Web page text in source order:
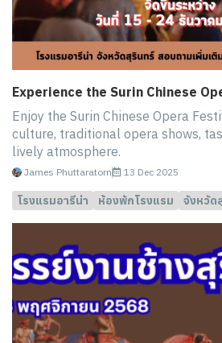
Experience the Surin Chinese
Enjoy the Surin Chinese Opera
culture, traditional opera shows,
lively atmosphere.
James Phuttaratorn 13 Dec 2025
โรงแรมอารีน่า ห้องพักโรงแรม จังหวัด